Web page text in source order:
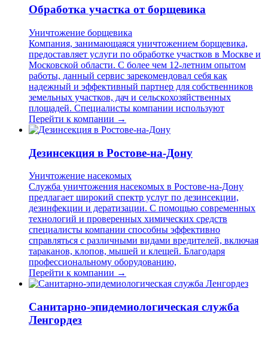
Обработка участка от борщевика
Уничтожение борщевика
Компания, занимающаяся уничтожением борщевика,
предоставляет услуги по обработке участков в Москве и
Московской области. С более чем 12-летним опытом
работы, данный сервис зарекомендовал себя как
надежный и эффективный партнер для собственников
земельных участков, дач и сельскохозяйственных
площадей. Специалисты компании используют
Перейти к компании →
Дезинсекция в Ростове-на-Дону
Уничтожение насекомых
Служба уничтожения насекомых в Ростове-на-Дону
предлагает широкий спектр услуг по дезинсекции,
дезинфекции и дератизации. С помощью современных
технологий и проверенных химических средств
специалисты компании способны эффективно
справляться с различными видами вредителей, включая
тараканов, клопов, мышей и клещей. Благодаря
профессиональному оборудованию,
Перейти к компании →
Санитарно-эпидемиологическая служба
Ленгордез